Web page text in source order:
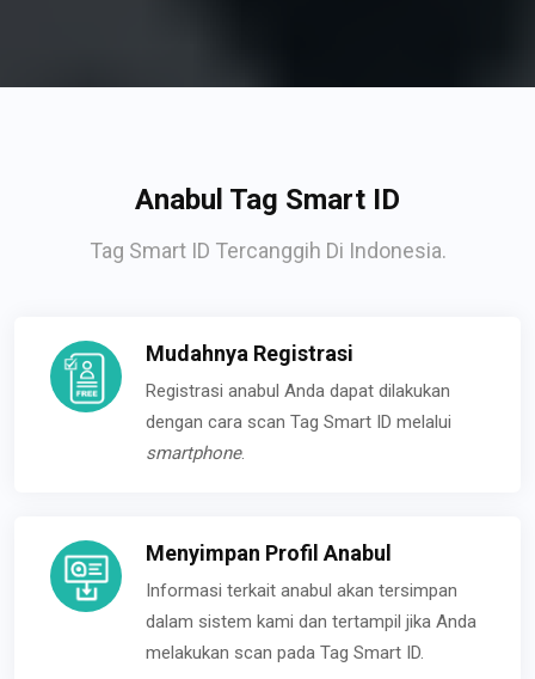
Anabul Tag Smart ID
Tag Smart ID Tercanggih Di Indonesia.
Mudahnya Registrasi
Registrasi anabul Anda dapat dilakukan
dengan cara scan Tag Smart ID melalui
smartphone.
Menyimpan Profil Anabul
Informasi terkait anabul akan tersimpan
dalam sistem kami dan tertampil jika Anda
melakukan scan pada Tag Smart ID.